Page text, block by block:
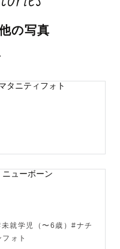
ヤ期真っ盛りで、大変
、出産をきっかけに我
ラを持って四季を感じ
意です✨
めスポットもご案内で
の写真
就学児（〜6歳）#ナチ
ォト